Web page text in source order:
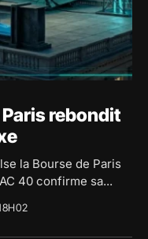
rebondit
la Bourse de Paris
40 confirme sa...